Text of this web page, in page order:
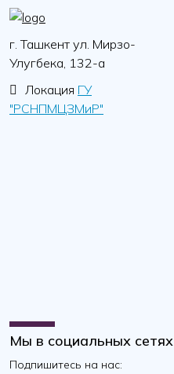
г. Ташкент ул. Мирзо-
Улугбека, 132-а
Локация ГУ
"РСНПМЦЗМиР"
Мы в социальных сетях
Подпишитесь на нас: